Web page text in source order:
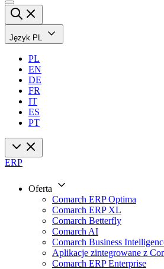
Język PL
PL
EN
DE
FR
IT
ES
PT
ERP
Oferta
Comarch ERP Optima
Comarch ERP XL
Comarch Betterfly
Comarch AI
Comarch Business
Aplikacje zintegrowane z
Comarch ERP Enterprise